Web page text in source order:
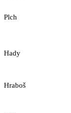
Plch
Hady
Hraboš